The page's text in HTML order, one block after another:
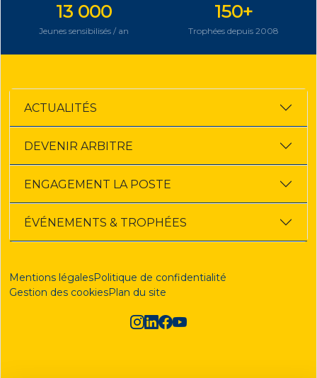
13 000
Jeunes sensibilisés / an
150+
Trophées depuis 2008
ACTUALITÉS
DEVENIR ARBITRE
ENGAGEMENT LA POSTE
ÉVÉNEMENTS & TROPHÉES
Mentions légalesPolitique de confidentialité
Gestion des cookiesPlan du site